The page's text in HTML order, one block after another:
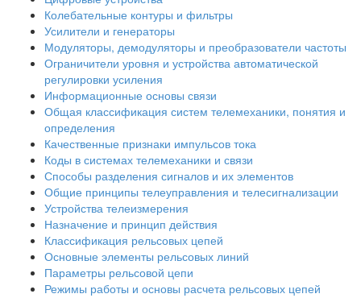
Колебательные контуры и фильтры
Усилители и генераторы
Модуляторы, демодуляторы и преобразователи частоты
Ограничители уровня и устройства автоматической
регулировки усиления
Информационные основы связи
Общая классификация систем телемеханики, понятия и
определения
Качественные признаки импульсов тока
Коды в системах телемеханики и связи
Способы разделения сигналов и их элементов
Общие принципы телеуправления и телесигнализации
Устройства телеизмерения
Назначение и принцип действия
Классификация рельсовых цепей
Основные элементы рельсовых линий
Параметры рельсовой цепи
Режимы работы и основы расчета рельсовых цепей